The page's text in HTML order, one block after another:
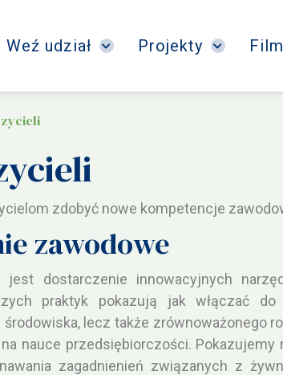
Weź udział Projekty
zdobyć nowe kompetencje
zawodowe
jest dostarczenie innowacyjnych
praktyk pokazują jak włączać
lecz także zrównoważonego
nauce przedsiębiorczości.
zagadnienień związanych z